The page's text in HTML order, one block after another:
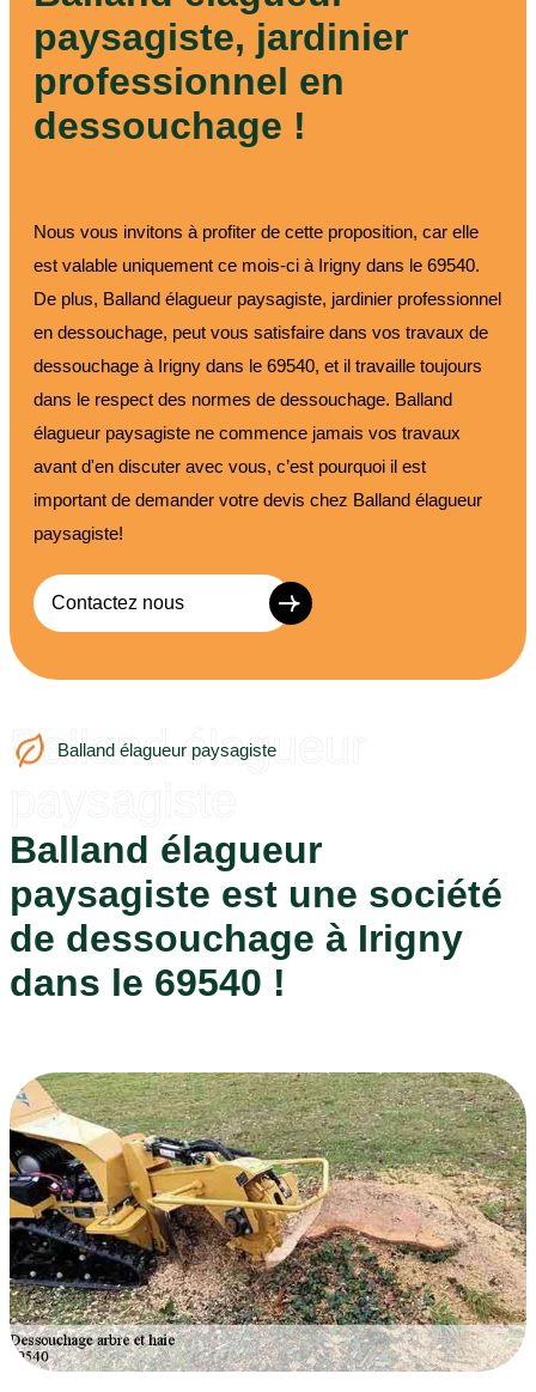
paysagiste, jardinier
professionnel en
dessouchage !
Nous vous invitons à profiter de cette proposition, car elle
est valable uniquement ce mois-ci à Irigny dans le 69540.
De plus, Balland élagueur paysagiste, jardinier professionnel
en dessouchage, peut vous satisfaire dans vos travaux de
dessouchage à Irigny dans le 69540, et il travaille toujours
dans le respect des normes de dessouchage. Balland
élagueur paysagiste ne commence jamais vos travaux
avant d'en discuter avec vous, c’est pourquoi il est
important de demander votre devis chez Balland élagueur
paysagiste!
Contactez nous
Balland élagueur paysagiste
Balland élagueur
Balland élagueur
paysagiste est une société
de dessouchage à Irigny
dans le 69540 !